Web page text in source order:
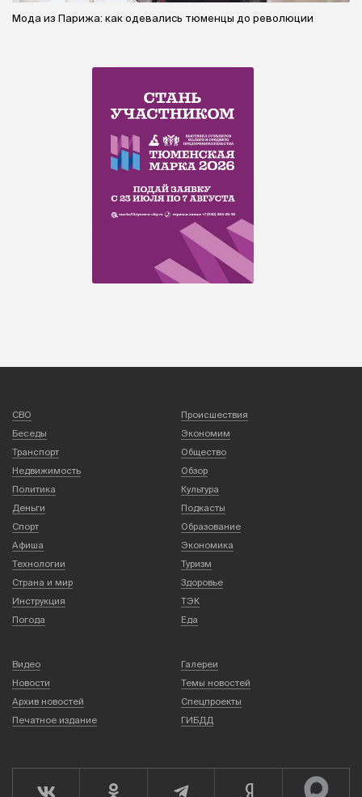
Мода из Парижа: как одевались тюменцы до революции
СВО
Происшествия
Беседы
Экономим
Транспорт
Общество
Недвижимость
Обзор
Политика
Культура
Деньги
Подкасты
Спорт
Образование
Афиша
Экономика
Технологии
Туризм
Страна и мир
Здоровье
Инструкция
ТЭК
Погода
Еда
Видео
Галереи
Новости
Темы новостей
Архив новостей
Спецпроекты
Печатное издание
ГИБДД